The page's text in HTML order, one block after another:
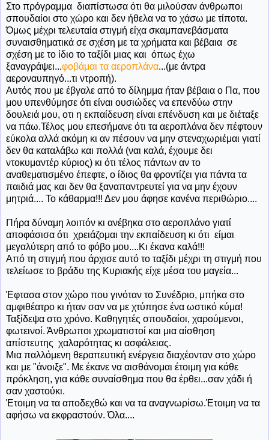
Στο πρόγραμμα διαπίστωσα ότι θα μιλούσαν άνθρωποι
σπουδαίοι στο χώρο και δεν ήθελα να το χάσω με τίποτα.
Όμως μέχρι τελευταία στιγμή είχα σκαμπανεβάσματα
συναισθηματικά σε σχέση με τα χρήματα και βέβαια σε
σχέση με το ίδιο το ταξίδι μιας και όπως έχω
ξαναγράψει...φοβάμαι τα αεροπλάνα...(με άντρα
αεροναυπηγό...τι ντροπή).
Αυτός που με έβγαλε από το δίλημμα ήταν βέβαια ο Πα, που
μου υπενθύμησε ότι είναι ουσιώδες να επενδύω στην
δουλειά μου, οτι η εκπαίδευση είναι επένδυση και με διέταξε
να πάω.Τέλος μου επεσήμανε ότι τα αεροπλάνα δεν πέφτουν
εύκολα αλλά ακόμη κι αν πέσουν να μην στεναχωριέμαι γιατί
δεν θα καταλάβω και πολλά (ναι καλά, έχουμε δει
ντοκυμαντέρ κύριος) κι ότι τέλος πάντων αν το
αναθεματισμένο έπεφτε, ο ίδιος θα φροντίζει για πάντα τα
παιδιά μας και δεν θα ξαναπαντρευτεί για να μην έχουν
μητριά.... Το κάθαρμα!!! Δεν μου άφησε κανένα περιθώριο....
Πήρα δύναμη λοιπόν κι ανέβηκα στο αεροπλάνο γιατί
αποφάσισα ότι χρειάζομαι την εκπαίδευση κι ότι είμαι
μεγαλύτερη από το φόβο μου....Κι έκανα καλά!!!
Από τη στιγμή που άρχισε αυτό το ταξίδι μέχρι τη στιγμή που
τελείωσε το βράδυ της Κυριακής είχε μέσα του μαγεία...
Έφτασα στον χώρο που γινόταν το Συνέδριο, μπήκα στο
αμφιθέατρο κι ήταν σαν να με χτύπησε ένα ωστικό κύμα!
Ταξίδεψα στο χρόνο. Καθηγητές σπουδαίοι, χαρούμενοι,
φωτεινοί. Άνθρωποι χρωματιστοί και μια αίσθηση
απίστευτης χαλαρότητας κι ασφάλειας.
Μια παλλόμενη θεραπευτική ενέργεια διαχέονταν στο χώρο
και με "άνοιξε". Με έκανε να αισθάνομαι έτοιμη για κάθε
πρόκληση, για κάθε συναίσθημα που θα έρθει...σαν χάδι ή
σαν χαστούκι.
Έτοιμη να τα αποδεχθώ και να τα αναγνωρίσω.Έτοιμη να τα
αφήσω να εκφραστούν. Όλα....